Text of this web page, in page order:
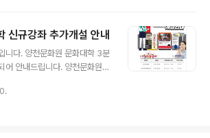
으로 그림책 지도사는 3분기
, 차(茶)이나는 클래스와 미라클
다. 양천문화원은 구민 여러분
나가기 위해 노력하겠습니다.
신규강좌 추가개설 안내
니다. 양천문화원 문화대학 3분
어 안내드립니다. 양천문화원은
미술작품」까지 구민, 회원 여러